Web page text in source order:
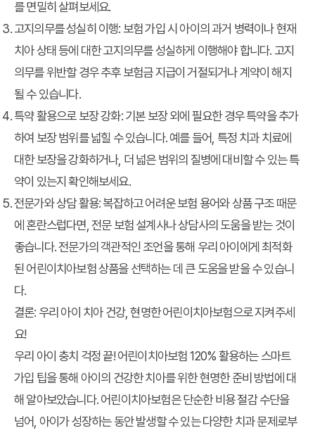
를 면밀히 살펴보세요.
고지의무를 성실히 이행: 보험 가입 시 아이의 과거 병력이나 현재
치아 상태 등에 대한 고지의무를 성실하게 이행해야 합니다. 고지
의무를 위반할 경우 추후 보험금 지급이 거절되거나 계약이 해지
될 수 있습니다.
특약 활용으로 보장 강화: 기본 보장 외에 필요한 경우 특약을 추가
하여 보장 범위를 넓힐 수 있습니다. 예를 들어, 특정 치과 치료에
대한 보장을 강화하거나, 더 넓은 범위의 질병에 대비할 수 있는 특
약이 있는지 확인해보세요.
전문가와 상담 활용: 복잡하고 어려운 보험 용어와 상품 구조 때문
에 혼란스럽다면, 전문 보험 설계사나 상담사의 도움을 받는 것이
좋습니다. 전문가의 객관적인 조언을 통해 우리 아이에게 최적화
된 어린이치아보험 상품을 선택하는 데 큰 도움을 받을 수 있습니
다.
결론: 우리 아이 치아 건강, 현명한 어린이치아보험으로 지켜주세
요!
우리 아이 충치 걱정 끝! 어린이치아보험 120% 활용하는 스마트
가입 팁을 통해 아이의 건강한 치아를 위한 현명한 준비 방법에 대
해 알아보았습니다. 어린이치아보험은 단순한 비용 절감 수단을
넘어, 아이가 성장하는 동안 발생할 수 있는 다양한 치과 문제로부